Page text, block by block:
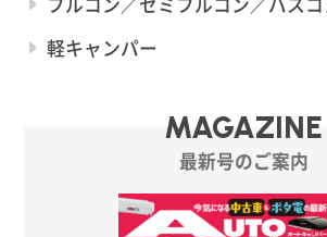
軽キャンパー
MAGAZINE
最新号のご案内